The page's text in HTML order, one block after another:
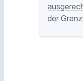
der